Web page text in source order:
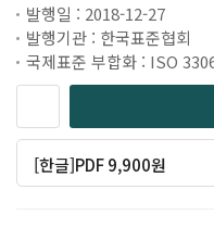
발행일 : 2018-12-27
발행기관 : 한국표준협회
국제표준 부합화 : ISO
[한글]PDF 9,900원